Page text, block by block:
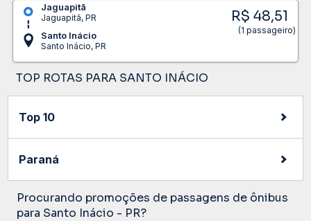
Jaguapitã
Jaguapitã, PR
Santo Inácio
Santo Inácio, PR
R$ 48,51
(1 passageiro)
TOP ROTAS PARA SANTO INÁCIO
Top 10
Paraná
Procurando promoções de passagens de ônibus
para Santo Inácio - PR?